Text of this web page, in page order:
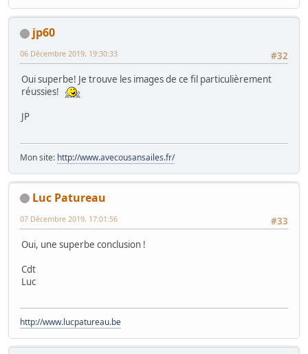
jp60
#32
06 Décembre 2019, 19:30:33
Oui superbe! Je trouve les images de ce fil particulièrement
réussies!
JP
Mon site: http://www.avecousansailes.fr/
Luc Patureau
#33
07 Décembre 2019, 17:01:56
Oui, une superbe conclusion !
Cdt
Luc
http://www.lucpatureau.be